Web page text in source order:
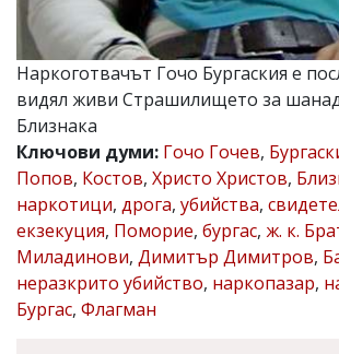
Коментарите
под
статиите
се
въвеждат
от
читателите
и
редакцията
не
носи
отговорност
за
тях!
Ако
откриете
Наркоготвачът Гочо Бургаския е
видял живи Страшилището за
Близнака
Ключови думи: Гочо Гочев,
Попов, Костов, Христо Христов,
наркотици, дрога, убийства,
екзекуция, Поморие, бургас, ж. к.
Миладинови, Димитър Димитров,
неразкрито убийство, наркопазар,
Бургас, Флагман